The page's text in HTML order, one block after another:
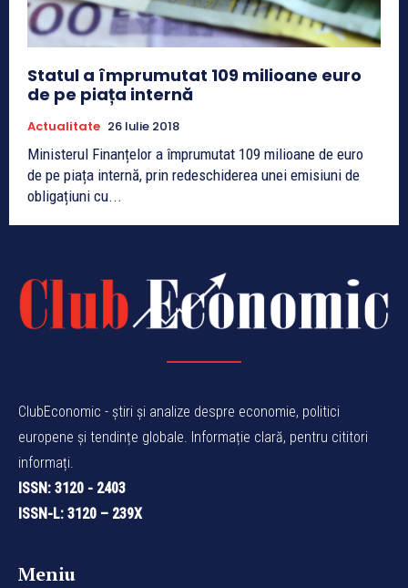
Statul a împrumutat 109 milioane euro
de pe piața internă
Actualitate 26 Iulie 2018
Ministerul Finanțelor a împrumutat 109 milioane de euro
de pe piața internă, prin redeschiderea unei emisiuni de
obligațiuni cu...
ClubEconomic - știri și analize despre economie, politici
europene și tendințe globale. Informație clară, pentru cititori
informați.
ISSN: 3120 - 2403
ISSN-L: 3120 – 239X
Meniu